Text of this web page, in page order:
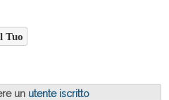
Tuo
un utente iscritto